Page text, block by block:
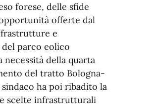
forese, delle sfide
offerte dal
e
parco eolico
della quarta
del tratto Bologna-
ha poi ribadito la
scelte infrastrutturali